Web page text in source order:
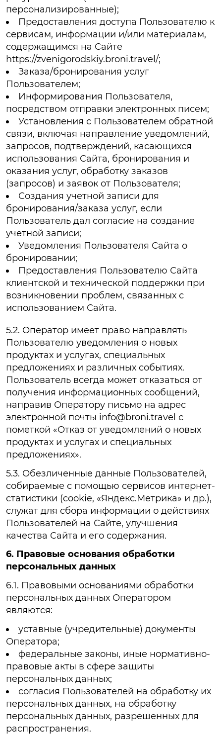
персонализированные);
Предоставления доступа Пользователю к
сервисам, информации и/или материалам,
содержащимся на Сайте
https://zvenigorodskiy.broni.travel/;
Заказа/бронирования услуг
Пользователем;
Информирования Пользователя,
посредством отправки электронных писем;
Установления с Пользователем обратной
связи, включая направление уведомлений,
запросов, подтверждений, касающихся
использования Сайта, бронирования и
оказания услуг, обработку заказов
(запросов) и заявок от Пользователя;
Создания учетной записи для
бронирования/заказа услуг, если
Пользователь дал согласие на создание
учетной записи;
Уведомления Пользователя Сайта о
бронировании;
Предоставления Пользователю Сайта
клиентской и технической поддержки при
возникновении проблем, связанных с
использованием Сайта.
5.2. Оператор имеет право направлять
Пользователю уведомления о новых
продуктах и услугах, специальных
предложениях и различных событиях.
Пользователь всегда может отказаться от
получения информационных сообщений,
направив Оператору письмо на адрес
электронной почты info@broni.travel с
пометкой «Отказ от уведомлений о новых
продуктах и услугах и специальных
предложениях».
5.3. Обезличенные данные Пользователей,
собираемые с помощью сервисов интернет-
статистики (cookie, «Яндекс.Метрика» и др.),
служат для сбора информации о действиях
Пользователей на Сайте, улучшения
качества Сайта и его содержания.
6. Правовые основания обработки
персональных данных
6.1. Правовыми основаниями обработки
персональных данных Оператором
являются:
уставные (учредительные) документы
Оператора;
федеральные законы, иные нормативно-
правовые акты в сфере защиты
персональных данных;
согласия Пользователей на обработку их
персональных данных, на обработку
персональных данных, разрешенных для
распространения.